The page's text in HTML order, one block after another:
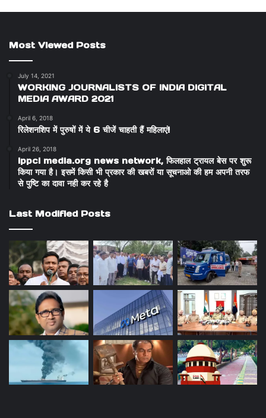
Most Viewed Posts
July 14, 2021
WORKING JOURNALISTS OF INDIA DIGITAL
MEDIA AWARD 2021
April 6, 2018
रिलेशनशिप में पुरुषों में ये 6 चीजें चाहती हैं महिलाएं!
April 26, 2018
ippci media.org news network, फिलहाल ट्रायल बेस पर शुरू
किया गया है। इसमें किसी भी प्रकार की खबरों या सूचनाओ की हम अपनी तरफ
से पुष्टि का दावा नही कर रहे है
Last Modified Posts